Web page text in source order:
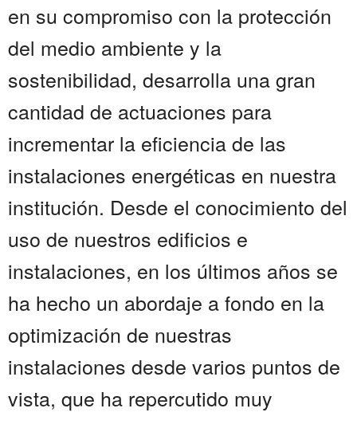
en su compromiso con la protección
del medio ambiente y la
sostenibilidad, desarrolla una gran
cantidad de actuaciones para
incrementar la eficiencia de las
instalaciones energéticas en nuestra
institución. Desde el conocimiento del
uso de nuestros edificios e
instalaciones, en los últimos años se
ha hecho un abordaje a fondo en la
optimización de nuestras
instalaciones desde varios puntos de
vista, que ha repercutido muy